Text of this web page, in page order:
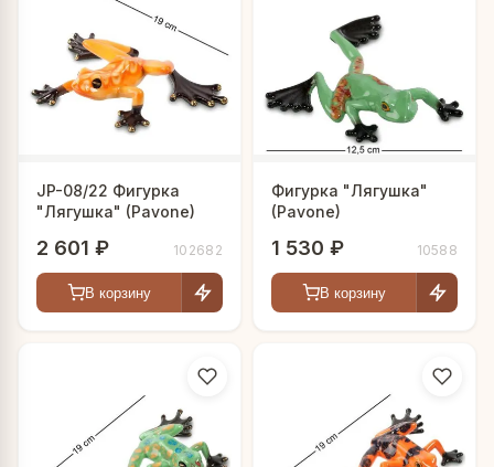
JP-08/22 Фигурка
"Лягушка" (Pavone)
2 601 ₽ 102682
В корзину
Фигурка "Лягушка"
(Pavone)
1 530 ₽ 10588
В корзину